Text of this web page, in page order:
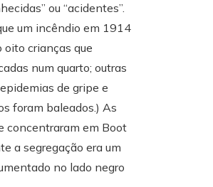
ou “acidentes”.
um incêndio em 1914
crianças que
num quarto; outras
de gripe e
foram baleados.) As
concentraram em Boot
a segregação era um
no lado negro